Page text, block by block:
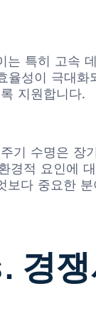
특히 고속
성이 극대화
지원합니다.
기 수명은 장
경적 요인에
다 중요한
경